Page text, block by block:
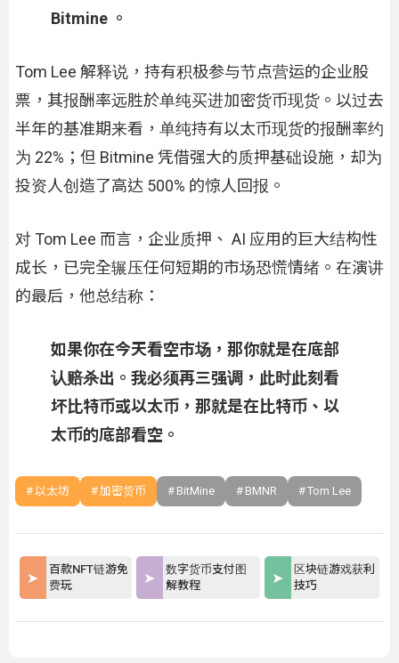
Bitmine 。
Tom Lee 解释说，持有积极参与节点营运的企业股
票，其报酬率远胜於单纯买进加密货币现货。以过去
半年的基准期来看，单纯持有以太币现货的报酬率约
为 22%；但 Bitmine 凭借强大的质押基础设施，却为
投资人创造了高达 500% 的惊人回报。
对 Tom Lee 而言，企业质押、 AI 应用的巨大结构性
成长，已完全辗压任何短期的市场恐慌情绪。在演讲
的最后，他总结称：
如果你在今天看空市场，那你就是在底部
认赔杀出。我必须再三强调，此时此刻看
坏比特币或以太币，那就是在比特币、以
太币的底部看空。
以太坊 加密货币 BitMine BMNR Tom Lee
百款NFT链游免
费玩
数字货币支付图
解教程
区块链游戏获利
技巧